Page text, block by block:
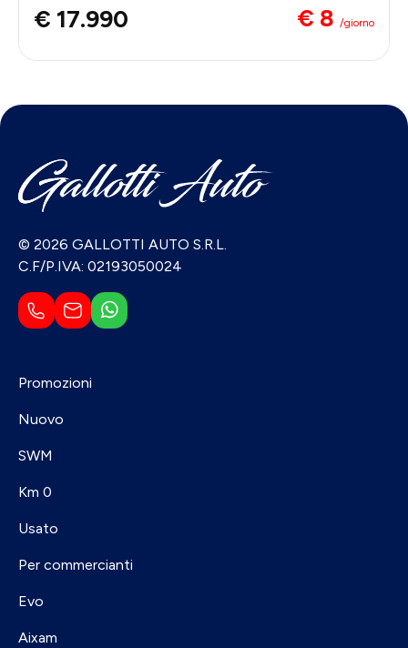
€ 17.990 € 8 /giorno
© 2026 GALLOTTI AUTO S.R.L.
C.F/P.IVA: 02193050024
Promozioni
Nuovo
SWM
Km 0
Usato
Per commercianti
Evo
Aixam